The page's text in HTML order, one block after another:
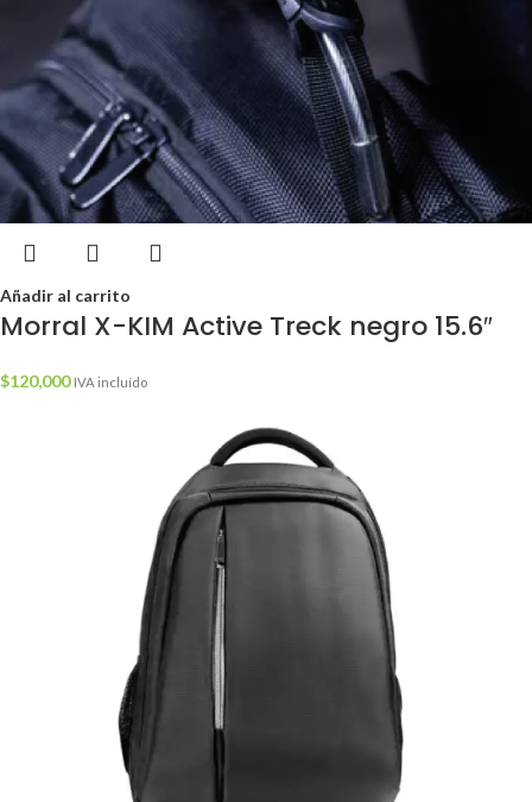
Añadir al carrito
Morral X-KIM Active Treck negro 15.6″
$120,000 IVA incluído